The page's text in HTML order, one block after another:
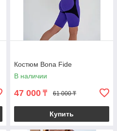
Костюм Bona Fide
В наличии
47 000 ₸ 61 000 ₸
Купить